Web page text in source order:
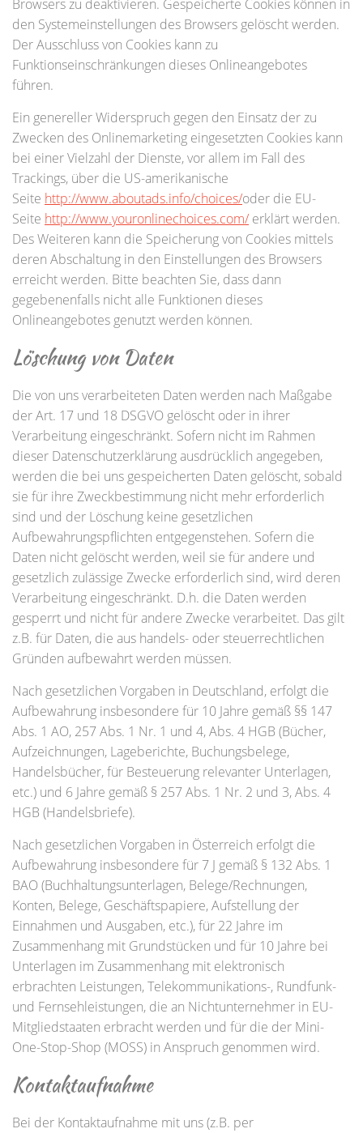
Browsers zu deaktivieren. Gespeicherte Cookies können in
den Systemeinstellungen des Browsers gelöscht werden.
Der Ausschluss von Cookies kann zu
Funktionseinschränkungen dieses Onlineangebotes
führen.
Ein genereller Widerspruch gegen den Einsatz der zu
Zwecken des Onlinemarketing eingesetzten Cookies kann
bei einer Vielzahl der Dienste, vor allem im Fall des
Trackings, über die US-amerikanische
Seite http://www.aboutads.info/choices/oder die EU-
Seite http://www.youronlinechoices.com/ erklärt werden.
Des Weiteren kann die Speicherung von Cookies mittels
deren Abschaltung in den Einstellungen des Browsers
erreicht werden. Bitte beachten Sie, dass dann
gegebenenfalls nicht alle Funktionen dieses
Onlineangebotes genutzt werden können.
Löschung von Daten
Die von uns verarbeiteten Daten werden nach Maßgabe
der Art. 17 und 18 DSGVO gelöscht oder in ihrer
Verarbeitung eingeschränkt. Sofern nicht im Rahmen
dieser Datenschutzerklärung ausdrücklich angegeben,
werden die bei uns gespeicherten Daten gelöscht, sobald
sie für ihre Zweckbestimmung nicht mehr erforderlich
sind und der Löschung keine gesetzlichen
Aufbewahrungspflichten entgegenstehen. Sofern die
Daten nicht gelöscht werden, weil sie für andere und
gesetzlich zulässige Zwecke erforderlich sind, wird deren
Verarbeitung eingeschränkt. D.h. die Daten werden
gesperrt und nicht für andere Zwecke verarbeitet. Das gilt
z.B. für Daten, die aus handels- oder steuerrechtlichen
Gründen aufbewahrt werden müssen.
Nach gesetzlichen Vorgaben in Deutschland, erfolgt die
Aufbewahrung insbesondere für 10 Jahre gemäß §§ 147
Abs. 1 AO, 257 Abs. 1 Nr. 1 und 4, Abs. 4 HGB (Bücher,
Aufzeichnungen, Lageberichte, Buchungsbelege,
Handelsbücher, für Besteuerung relevanter Unterlagen,
etc.) und 6 Jahre gemäß § 257 Abs. 1 Nr. 2 und 3, Abs. 4
HGB (Handelsbriefe).
Nach gesetzlichen Vorgaben in Österreich erfolgt die
Aufbewahrung insbesondere für 7 J gemäß § 132 Abs. 1
BAO (Buchhaltungsunterlagen, Belege/Rechnungen,
Konten, Belege, Geschäftspapiere, Aufstellung der
Einnahmen und Ausgaben, etc.), für 22 Jahre im
Zusammenhang mit Grundstücken und für 10 Jahre bei
Unterlagen im Zusammenhang mit elektronisch
erbrachten Leistungen, Telekommunikations-, Rundfunk-
und Fernsehleistungen, die an Nichtunternehmer in EU-
Mitgliedstaaten erbracht werden und für die der Mini-
One-Stop-Shop (MOSS) in Anspruch genommen wird.
Kontaktaufnahme
Bei der Kontaktaufnahme mit uns (z.B. per